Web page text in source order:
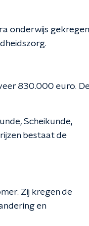
onderwijs
830.000 euro.
Scheikunde,
bestaat de
Zij kregen de
en